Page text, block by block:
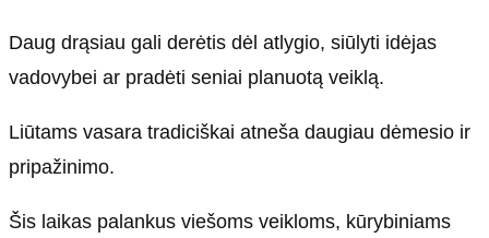
Daug drąsiau gali derėtis dėl atlygio, siūlyti idėjas
vadovybei ar pradėti seniai planuotą veiklą.
Liūtams vasara tradiciškai atneša daugiau dėmesio ir
pripažinimo.
Šis laikas palankus viešoms veikloms, kūrybiniams